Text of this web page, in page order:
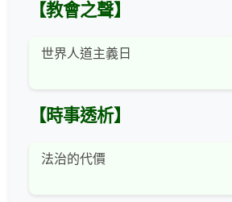
【教會之聲】
世界人道主義日
【時事透析】
法治的代價